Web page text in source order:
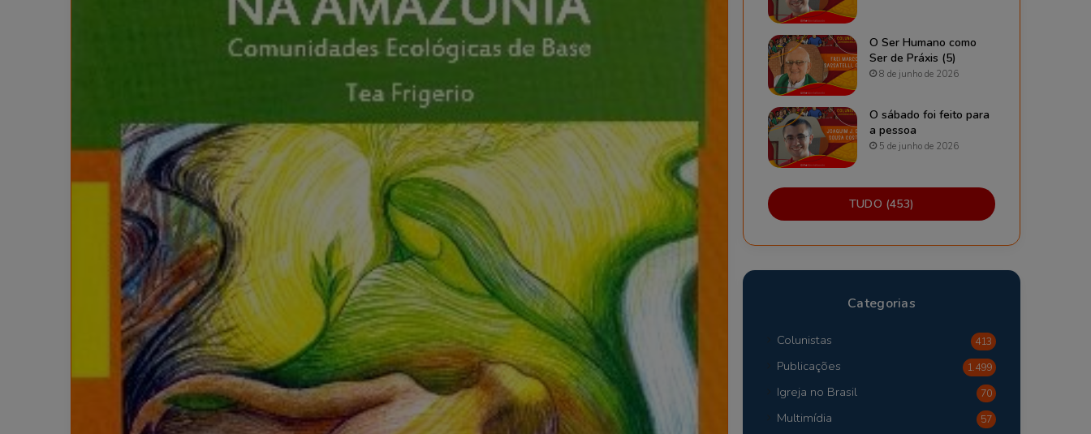
O Ser Humano como
Ser de Práxis (5)
8 de junho de 2026
O sábado foi feito para
a pessoa
5 de junho de 2026
TUDO (453)
Categorias
Colunistas 413
Publicações 1.499
Igreja no Brasil 70
Multimídia 57